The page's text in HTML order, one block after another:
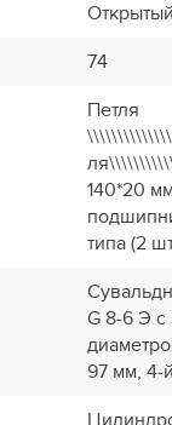
Открытый
74
Петля
140*20
типа (2
G 8-6 Э с
97 мм, 4-